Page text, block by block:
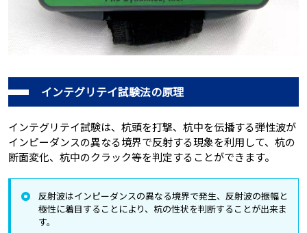
インテグリテイ試験法の原理
インテグリテイ試験は、杭頭を打撃、杭中を伝播する弾性波が
インピーダンスの異なる境界で反射する現象を利用して、杭の
断面変化、杭中のクラック等を判定することができます。
反射波はインピーダンスの異なる境界で発生、反射波の振幅と
極性に着目することにより、杭の性状を判断することが出来ま
す。